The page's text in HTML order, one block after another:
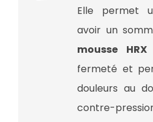
Elle permet
avoir un
mousse HRX
fermeté et
douleurs au
contre-